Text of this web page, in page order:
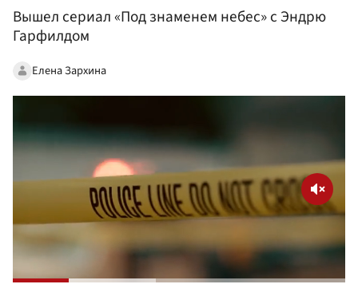
Вышел сериал «Под знаменем небес» с Эндрю
Гарфилдом
Елена Зархина